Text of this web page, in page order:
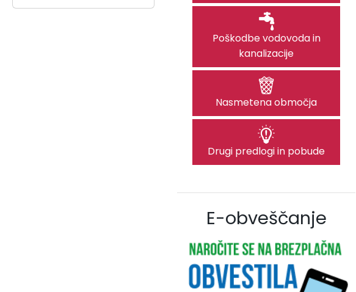
Poškodbe vodovoda in
kanalizacije
Nasmetena območja
Drugi predlogi in pobude
E-obveščanje